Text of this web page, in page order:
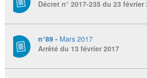
Décret n° 2017-235 du 23 février
n°89 - Mars 2017
Arrêté du 13 février 2017